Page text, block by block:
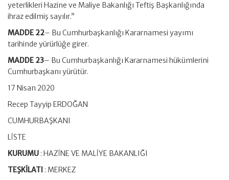
yeterlikleri Hazine ve Maliye Bakanlığı Teftiş Başkanlığında
ihraz edilmiş sayılır.”
MADDE 22– Bu Cumhurbaşkanlığı Kararnamesi yayımı
tarihinde yürürlüğe girer.
MADDE 23– Bu Cumhurbaşkanlığı Kararnamesi hükümlerini
Cumhurbaşkanı yürütür.
17 Nisan 2020
Recep Tayyip ERDOĞAN
CUMHURBAŞKANI
LİSTE
KURUMU : HAZİNE VE MALİYE BAKANLIĞI
TEŞKİLATI : MERKEZ